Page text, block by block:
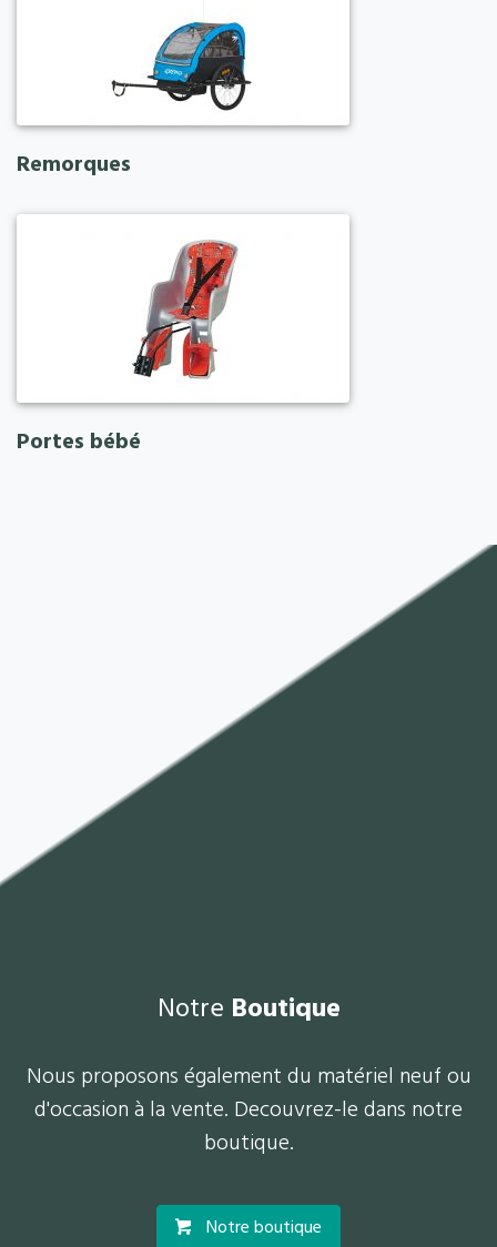
Remorques
Portes bébé
Notre Boutique
Nous proposons également du matériel neuf ou
d'occasion à la vente. Decouvrez-le dans notre
boutique.
Notre boutique